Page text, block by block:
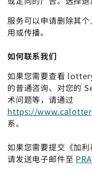
服务可以申请删除其
用或传播。
如何联系我们
如果您需要查看
的普通咨询、对您的
术问题等，请通过
https://
系。
如果您需要提交《加利
请发送电子邮件至